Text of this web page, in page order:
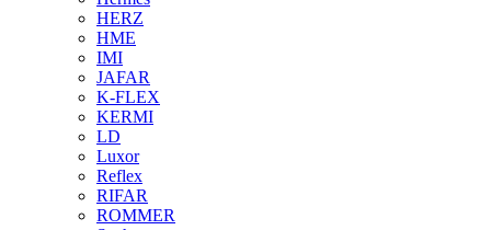
HERZ
HME
IMI
JAFAR
K-FLEX
KERMI
LD
Luxor
Reflex
RIFAR
ROMMER